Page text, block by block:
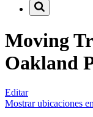
Moving
Oakland
Editar
Mostrar ubicaciones